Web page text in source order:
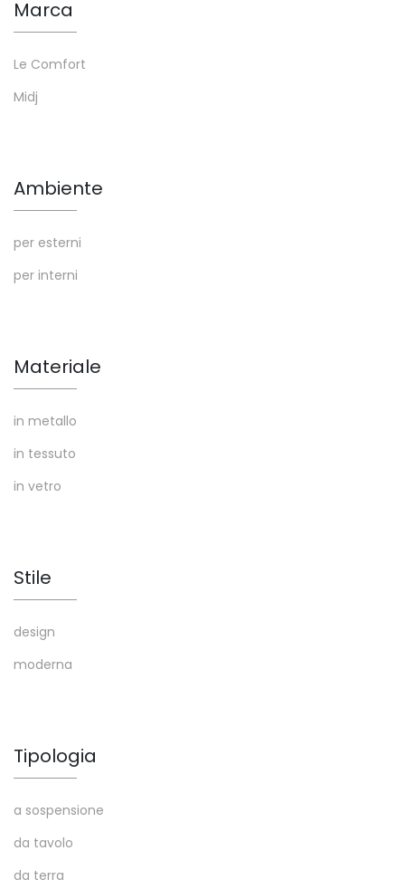
Marca
Le Comfort
Midj
Ambiente
per esterni
per interni
Materiale
in metallo
in tessuto
in vetro
Stile
design
moderna
Tipologia
a sospensione
da tavolo
da terra